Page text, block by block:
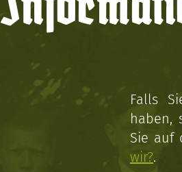
Falls
haben,
Sie auf
wir?.